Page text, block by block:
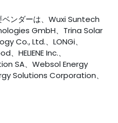
ベンダーは、Wuxi Suntech
GmbH、Trina Solar
Co., Ltd.、LONGi、
HELIENE Inc.、
SA、Websol Energy
Solutions Corporation、